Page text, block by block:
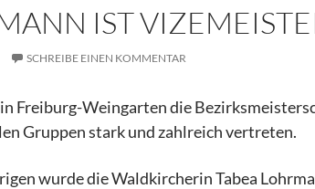
IST
SCHREIBE EINEN KOMMENTAR
Freiburg-Weingarten die
Gruppen stark und zahlreich vertreten.
wurde die Waldkircherin Tabea